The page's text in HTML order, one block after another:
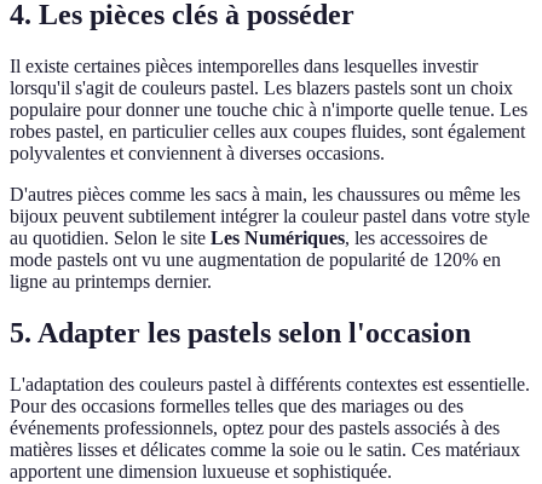
4. Les pièces clés à posséder
Il existe certaines pièces intemporelles dans lesquelles investir
lorsqu'il s'agit de couleurs pastel. Les blazers pastels sont un choix
populaire pour donner une touche chic à n'importe quelle tenue. Les
robes pastel, en particulier celles aux coupes fluides, sont également
polyvalentes et conviennent à diverses occasions.
D'autres pièces comme les sacs à main, les chaussures ou même les
bijoux peuvent subtilement intégrer la couleur pastel dans votre style
au quotidien. Selon le site Les Numériques, les accessoires de
mode pastels ont vu une augmentation de popularité de 120% en
ligne au printemps dernier.
5. Adapter les pastels selon l'occasion
L'adaptation des couleurs pastel à différents contextes est essentielle.
Pour des occasions formelles telles que des mariages ou des
événements professionnels, optez pour des pastels associés à des
matières lisses et délicates comme la soie ou le satin. Ces matériaux
apportent une dimension luxueuse et sophistiquée.